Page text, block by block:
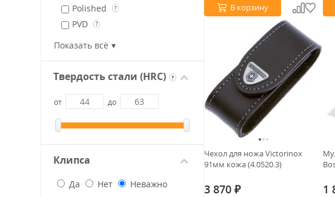
EN 1.4110 stainless steel
X55 ?
Polished ?
PVD ?
Показать всё
Твердость стали (HRC) ?
от до
Клипса
Да Нет Неважно
В корзину
Чехол для ножа Victorinox
91мм кожа (4.0520.3)
3 870 ₽ 1